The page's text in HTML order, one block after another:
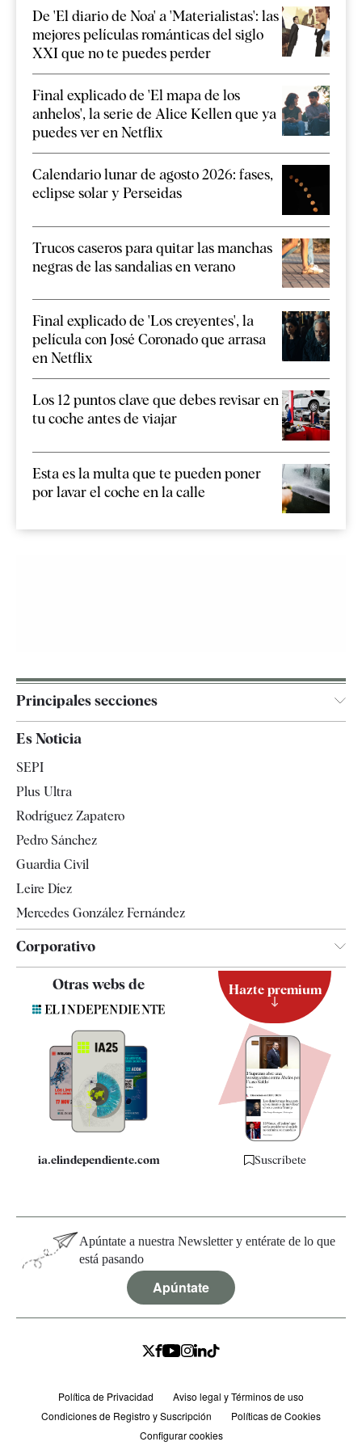
De 'El diario de Noa' a 'Materialistas': las
mejores películas románticas del siglo
XXI que no te puedes perder
Final explicado de 'El mapa de los
anhelos', la serie de Alice Kellen que ya
puedes ver en Netflix
Calendario lunar de agosto 2026: fases,
eclipse solar y Perseidas
Trucos caseros para quitar las manchas
negras de las sandalias en verano
Final explicado de 'Los creyentes', la
película con José Coronado que arrasa
en Netflix
Los 12 puntos clave que debes revisar en
tu coche antes de viajar
Esta es la multa que te pueden poner
por lavar el coche en la calle
Principales secciones
España
Televisión
Es Noticia
SEPI
Plus Ultra
Rodríguez Zapatero
Pedro Sánchez
Guardia Civil
Leire Díez
Mercedes González Fernández
Corporativo
Contacto
Quiénes somos
Especificaciones
Otras webs de
ia.elindependiente.com
Hazte premium
Suscríbete
Apúntate a nuestra Newsletter y entérate de lo que
está pasando
Apúntate
Política de Privacidad
Aviso legal y Términos de uso
Condiciones de Registro y Suscripción
Políticas de Cookies
Configurar cookies